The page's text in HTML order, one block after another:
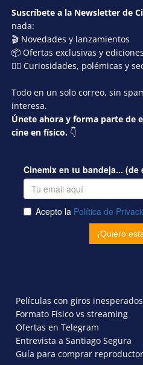
Suscríbete a la Newsletter de
nada:
🎬 Novedades y lanzamientos
📦 Ofertas exclusivas y
🕵️‍♂️ Curiosidades, polémicas y
Todo en un solo correo, sin
interesa.
Únete ahora y forma parte de
cine en físico. 👇
Películas con giros inesperados
Formato Físico vs streaming
Ofertas en Telegram
Entrevista a Santiago Segura
Guía para comprar